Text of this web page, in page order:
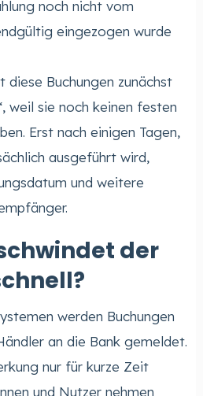
noch nicht vom
eingezogen wurde
diese Buchungen zunächst
weil sie noch keinen festen
Erst nach einigen Tagen,
ausgeführt wird,
und weitere
der
werden Buchungen
an die Bank gemeldet.
nur für kurze Zeit
und Nutzer nehmen